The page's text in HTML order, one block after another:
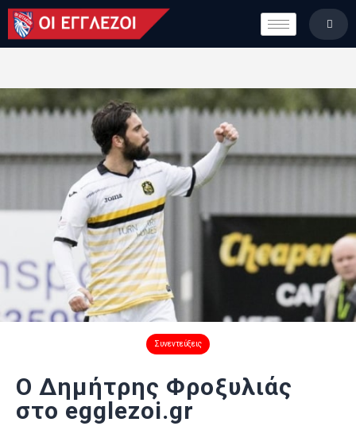
LONDON CALLING
ΚΑΤΗΓΟΡΙΕΣ
ΒΑΘΜΟΛΟΓΙΕΣ
ΟΜΑΔΕΣ
ΠΟΙΟΙ ΕΙΜΑΣΤΕ
Συνεντεύξεις
Ο Δημήτρης Φροξυλιάς
στο egglezoi.gr